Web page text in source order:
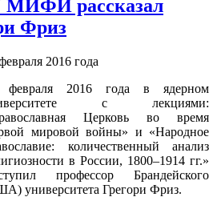
МИФИ рассказал
Фриз
2016 года
февраля 2016 года в ядерном
с лекциями:
Церковь во время
мировой войны» и «Народное
количественный анализ
в России, 1800–1914 гг.»
профессор Брандейского
университета Грегори Фриз.